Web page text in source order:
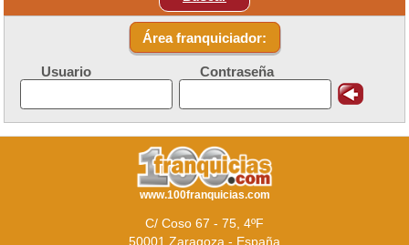
Área franquiciador:
Usuario Contraseña
www.100franquicias.com
C/ Coso 67 - 75, 4ºF
50001 Zaragoza - España